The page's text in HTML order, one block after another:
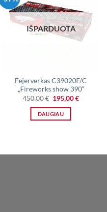
IŠPARDUOTA
Fejerverkas C39020F/C
„Fireworks show 390”
450,00€ Original
price
was:
450,00 €.
195,00€Current
DAUGIAU